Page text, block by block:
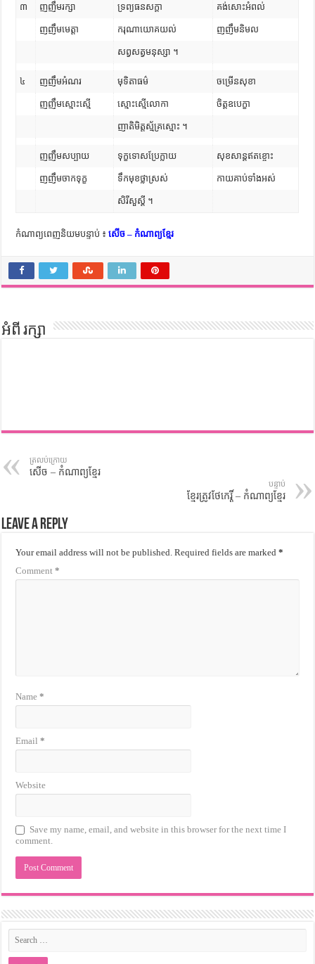
៣ ញញឹមរក្សា ទ្រព្យធនសក្តា គង់សោះអំពល់
ញញឹមមេត្តា ករុណាយោគយល់ ញញឹមនិមល
សព្វសត្វមនុស្សា ។
៤ ញញឹមអំណរ មុទិតាធម៌ ចម្រើនសុខា
ញញឹមស្មោះស្មើ ស្មោះស្មើលោកា ចិត្តឧបេក្ខា
ញាតិមិត្តស្ម័គ្រស្មោះ ។
ញញឹមសប្បាយ ទុក្ខទោសប្រែក្លាយ សុខសាន្តឥតខ្ចោះ
ញញឹមចាកទុក្ខ ទឹកមុខថ្លាស្រស់ កាយគាប់ទាំងអស់
សិរីសួស្តី ។
កំណាព្យពេញនិយមបន្ទាប់ ៖សើច – កំណាព្យខ្មែរ
អំពី រក្សា
ត្រលប់ក្រោយ
សើច – កំណាព្យខ្មែរ
បន្ទាប់
ខ្មែរត្រូវថែកេរ្តិ៍ – កំណាព្យខ្មែរ
Leave a Reply
Your email address will not be published. Required fields are marked*
Comment*
Name*
Email*
Website
Save my name, email, and website in this browser for the next time I
comment.